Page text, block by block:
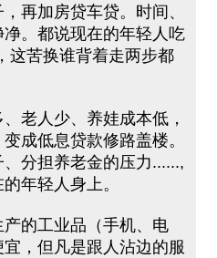
再加房贷车贷。时间、
。都说现在的年轻人吃
这苦换谁背着走两步都
老人少、养娃成本低，
成低息贷款修路盖楼。
分担养老金的压力......,
年轻人身上。
的工业品（手机、电
，但凡是跟人沾边的服